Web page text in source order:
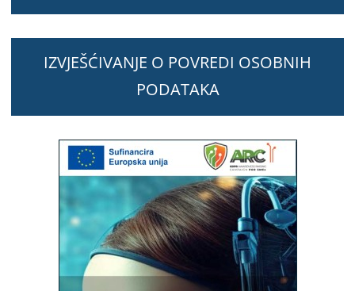
IZVJEŠĆIVANJE O POVREDI OSOBNIH
PODATAKA